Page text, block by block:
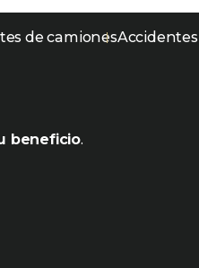
de camiones
beneficio.